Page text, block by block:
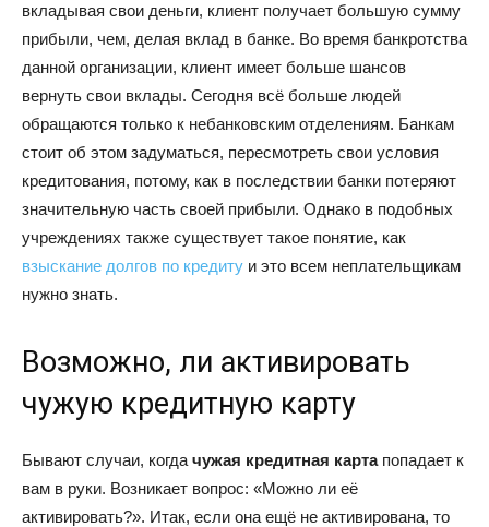
вкладывая свои деньги, клиент получает большую сумму
прибыли, чем, делая вклад в банке. Во время банкротства
данной организации, клиент имеет больше шансов
вернуть свои вклады. Сегодня всё больше людей
обращаются только к небанковским отделениям. Банкам
стоит об этом задуматься, пересмотреть свои условия
кредитования, потому, как в последствии банки потеряют
значительную часть своей прибыли. Однако в подобных
учреждениях также существует такое понятие, как
взыскание долгов по кредиту и это всем неплательщикам
нужно знать.
Возможно, ли активировать
чужую кредитную карту
Бывают случаи, когда чужая кредитная картапопадает к
вам в руки. Возникает вопрос: «Можно ли её
активировать?». Итак, если она ещё не активирована, то